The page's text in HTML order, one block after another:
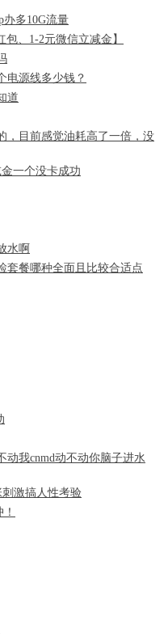
办多10G流量
包、1-2元微信立减金】
电源线多少钱？
道
，目前感觉油耗高了一倍，没
一个没卡成功
水啊
套餐哪种全面且比较合适点
动我cnmd动不动你脑子进水
激搞人性考验